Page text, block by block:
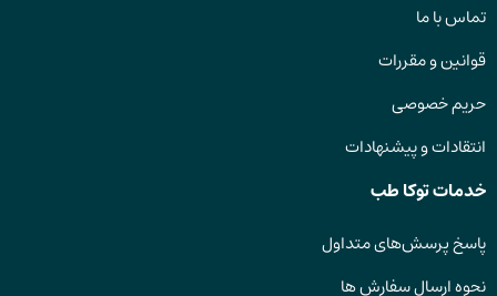
تماس با ما
قوانین و مقررات
حریم خصوصی
انتقادات و پیشنهادات
خدمات توکا طب
پاسخ پرسش‌های متداول
نحوه ارسال سفارش ها